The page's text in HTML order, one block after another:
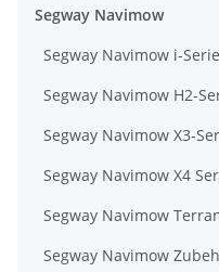
Segway Navimow
Segway Navimow i-Serie
Segway Navimow H2-
Segway Navimow X3-
Segway Navimow X4
Segway Navimow
Segway Navimow